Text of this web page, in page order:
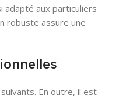
adapté aux particuliers
robuste assure une
En outre, il est